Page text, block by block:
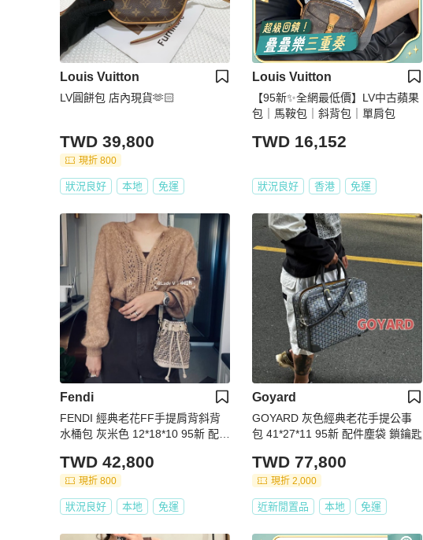
Louis Vuitton
LV圓餅包 店內現貨🫶🏻
TWD 39,800
現折 800
狀況良好 本地 免運
Louis Vuitton
【95新✨全網最低價】LV中古蘋果
包｜馬鞍包｜斜背包｜單肩包
TWD 16,152
狀況良好 香港 免運
Fendi
FENDI 經典老花FF手提肩背斜背
水桶包 灰米色 12*18*10 95新 配件
TWD 42,800
現折 800
狀況良好 本地 免運
Goyard
GOYARD 灰色經典老花手提公事
包 41*27*11 95新 配件塵袋 鎖鑰匙
TWD 77,800
現折 2,000
近新閒置品 本地 免運